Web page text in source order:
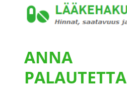
ANNA
PALAUTETTA